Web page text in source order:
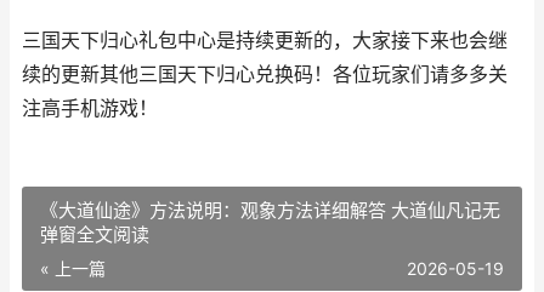
三国天下归心礼包中心是持续更新的，大家接下来也会继
续的更新其他三国天下归心兑换码！各位玩家们请多多关
注高手机游戏！
《大道仙途》方法说明：观象方法详细解答 大道仙凡记无
弹窗全文阅读
« 上一篇 2026-05-19